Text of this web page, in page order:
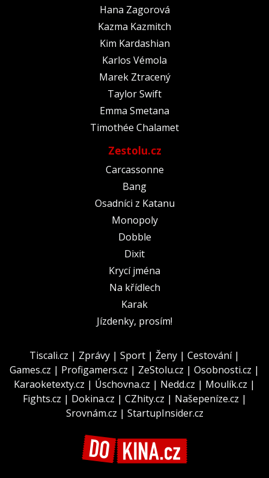
Hana Zagorová
Kazma Kazmitch
Kim Kardashian
Karlos Vémola
Marek Ztracený
Taylor Swift
Emma Smetana
Timothée Chalamet
Zestolu.cz
Carcassonne
Bang
Osadníci z Katanu
Monopoly
Dobble
Dixit
Krycí jména
Na křídlech
Karak
Jízdenky, prosím!
Tiscali.cz | Zprávy | Sport | Ženy | Cestování|
Games.cz | Profigamers.cz | ZeStolu.cz | Osobnosti.cz |
Karaoketexty.cz | Úschovna.cz | Nedd.cz | Moulík.cz |
Fights.cz | Dokina.cz | CZhity.cz | Našepeníze.cz |
Srovnám.cz | StartupInsider.cz